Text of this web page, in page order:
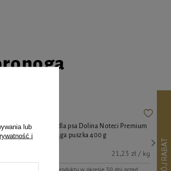
Mokra karma dla psa Dolina Noteci Premium
bogata w pstrąga puszka 400 g
Najniższa cena produktu w okresie 30 dni przed
21,23 zł / kg
lub
i